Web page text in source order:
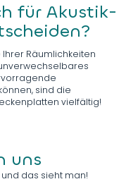
für Akustik-
Räumlichkeiten
sind die
vielfältig!
uns
das sieht man!